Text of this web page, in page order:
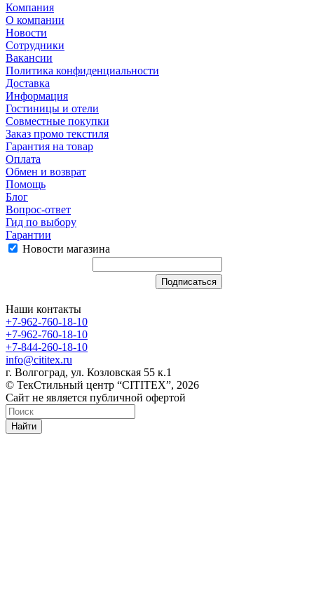
Компания
О компании
Новости
Сотрудники
Вакансии
Политика конфиденциальности
Доставка
Информация
Гостиницы и отели
Совместные покупки
Заказ промо текстиля
Гарантия на товар
Оплата
Обмен и возврат
Помощь
Блог
Вопрос-ответ
Гид по выбору
Гарантии
Новости магазина
Наши контакты
+7-962-760-18-10
+7-962-760-18-10
+7-844-260-18-10
info@cititex.ru
г. Волгоград, ул. Козловская 55 к.1
© ТекСтильный центр “CITITEX”, 2026
Сайт не является публичной офертой
Найти